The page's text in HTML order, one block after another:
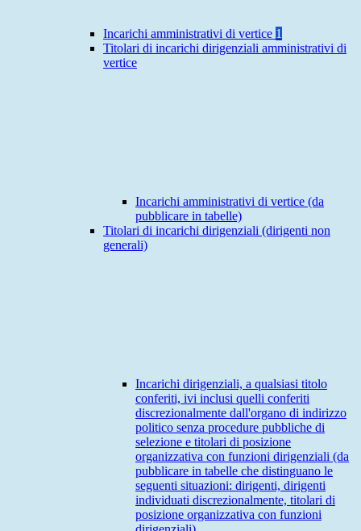
Incarichi amministrativi di vertice 1
Titolari di incarichi dirigenziali amministrativi di
vertice
Incarichi amministrativi di vertice (da
pubblicare in tabelle)
Titolari di incarichi dirigenziali (dirigenti non
generali)
Incarichi dirigenziali, a qualsiasi titolo
conferiti, ivi inclusi quelli conferiti
discrezionalmente dall'organo di indirizzo
politico senza procedure pubbliche di
selezione e titolari di posizione
organizzativa con funzioni dirigenziali (da
pubblicare in tabelle che distinguano le
seguenti situazioni: dirigenti, dirigenti
individuati discrezionalmente, titolari di
posizione organizzativa con funzioni